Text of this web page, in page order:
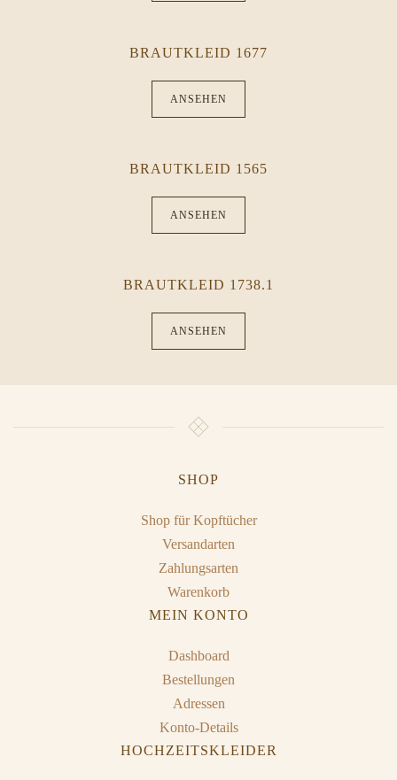
BRAUTKLEID 1677
ANSEHEN
BRAUTKLEID 1565
ANSEHEN
BRAUTKLEID 1738.1
ANSEHEN
SHOP
Shop für Kopftücher
Versandarten
Zahlungsarten
Warenkorb
MEIN KONTO
Dashboard
Bestellungen
Adressen
Konto-Details
HOCHZEITSKLEIDER